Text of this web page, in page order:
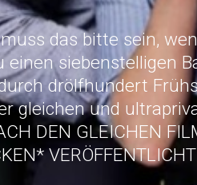
muss das bitte sein,
einen siebenstelligen
drölfhundert
gleichen und
DEN GLEICHEN
VERÖFFENTLICHT